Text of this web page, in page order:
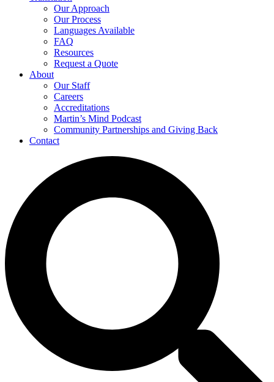
Our Approach
Our Process
Languages Available
FAQ
Resources
Request a Quote
About
Our Staff
Careers
Accreditations
Martin’s Mind Podcast
Community Partnerships and Giving Back
Contact